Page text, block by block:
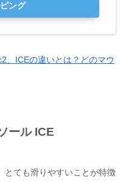
ング
、ICEの違いとは？どのマウ
ール ICE
とても滑りやすいことが特徴